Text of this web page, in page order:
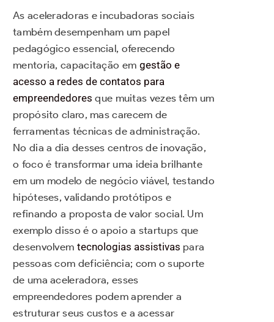
As aceleradoras e incubadoras sociais
também desempenham um papel
pedagógico essencial, oferecendo
mentoria, capacitação em gestão e
acesso a redes de contatos para
empreendedores que muitas vezes têm um
propósito claro, mas carecem de
ferramentas técnicas de administração.
No dia a dia desses centros de inovação,
o foco é transformar uma ideia brilhante
em um modelo de negócio viável, testando
hipóteses, validando protótipos e
refinando a proposta de valor social. Um
exemplo disso é o apoio a startups que
desenvolvem tecnologias assistivas para
pessoas com deficiência; com o suporte
de uma aceleradora, esses
empreendedores podem aprender a
estruturar seus custos e a acessar